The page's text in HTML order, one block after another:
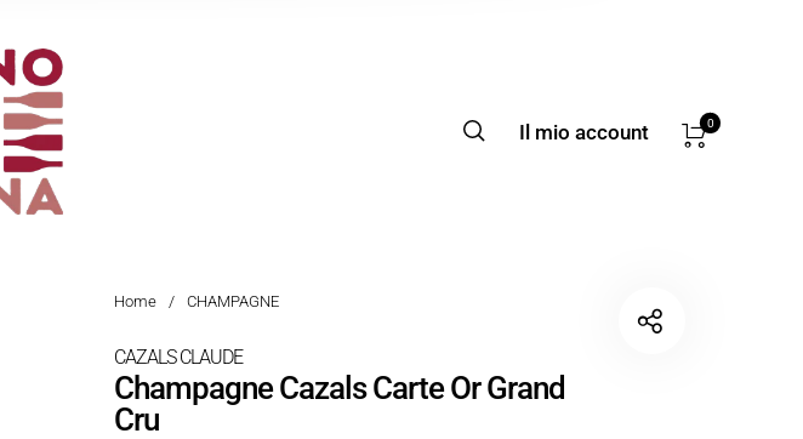
Il mio account 0
Home / CHAMPAGNE
CAZALS CLAUDE
Champagne Cazals Carte Or Grand
Cru